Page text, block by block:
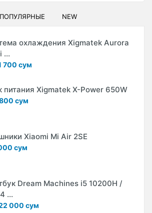
ПОПУЛЯРНЫЕ NEW
охлаждения Xigmatek Aurora
...
700 сум
питания Xigmatek X-Power 650W
сум
Xiaomi Mi Air 2SE
сум
Dream Machines i5 10200H /
...
000 сум